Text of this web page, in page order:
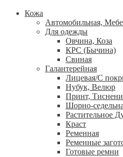
Кожа
Автомобильная,
Для одежды
Овчина, Коза
КРС (Бычина)
Свиная
Галантерейная
Лицевая/С
Нубук, Велюр
Принт,
Шорно-
Растительное
Краст
Ременная
Ременные
Готовые ремни